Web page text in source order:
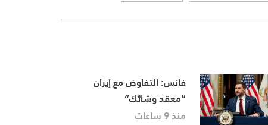
فانس: التفاوض مع إيران
“معقد وشائك”
منذ 9 ساعات